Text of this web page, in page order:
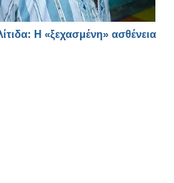
Η «ξεχασμένη» ασθένεια